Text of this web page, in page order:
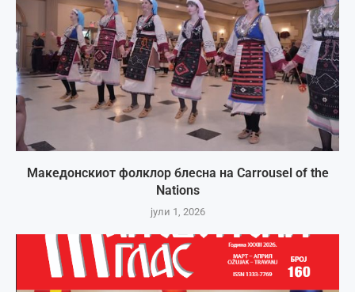
Македонскиот фолклор блесна на Carrousel of the
Nations
јули 1, 2026